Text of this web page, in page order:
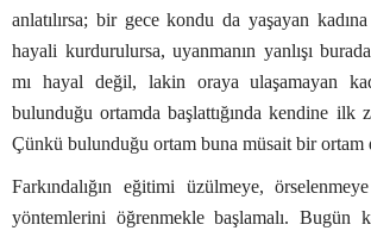
anlatılırsa; bir gece kondu da yaşayan
hayali kurdurulursa, uyanmanın yanlışı
mı hayal değil, lakin oraya ulaşamayan
bulunduğu ortamda başlattığında kendine ilk
Çünkü bulunduğu ortam buna müsait bir ortam
Farkındalığın eğitimi üzülmeye,
yöntemlerini öğrenmekle başlamalı. Bugün